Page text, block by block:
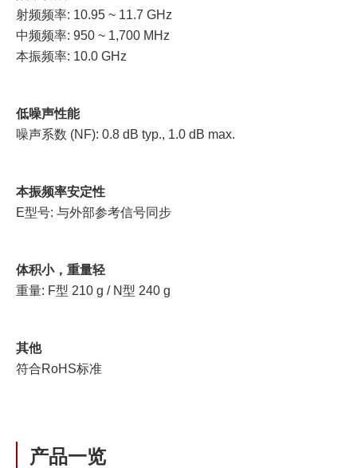
射频频率: 10.95 ~ 11.7 GHz
中频频率: 950 ~ 1,700 MHz
本振频率: 10.0 GHz
低噪声性能
噪声系数 (NF): 0.8 dB typ., 1.0 dB max.
本振频率安定性
E型号: 与外部参考信号同步
体积小，重量轻
重量: F型 210 g / N型 240 g
其他
符合RoHS标准
产品一览